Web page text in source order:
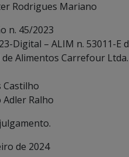
Rodrigues Mariano
n. 45/2023
Digital – ALIM n. 53011-E
Alimentos Carrefour
Castilho
Adler Ralho
de 2024